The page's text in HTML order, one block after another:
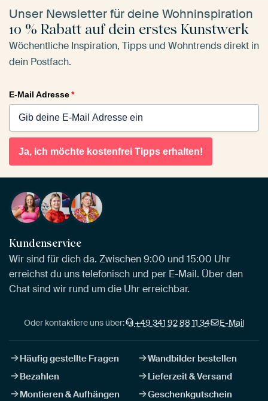
Unser Newsletter für deine Wohninspiration
10 % Rabatt auf dein erstes Kunstwerk
Wöchentliche Inspiration, Tipps und Wohntrends direkt in
dein Postfach.
E-Mail Adresse*
Ja, ich möchte kostenfrei Tipps erhalten!
Kundenservice
Wir sind für dich da. Zwischen 9:00 und 15:00 Uhr
erreichst du uns telefonisch und per E-Mail. Über den
Chat sind wir rund um die Uhr erreichbar.
Oder kontaktiere uns über: +49 341 92 88 11 34 E-Mail
Häufig gestellte Fragen
Wandbilder bestellen
Bezahlen
Lieferzeit & Versand
Montieren & Aufhängen
Geschenkgutschein